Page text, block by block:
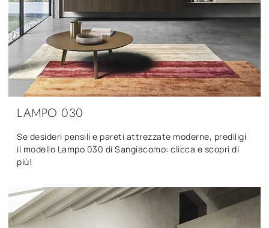
LAMPO 030
Se desideri pensili e pareti attrezzate moderne, prediligi
il modello Lampo 030 di Sangiacomo: clicca e scopri di
più!